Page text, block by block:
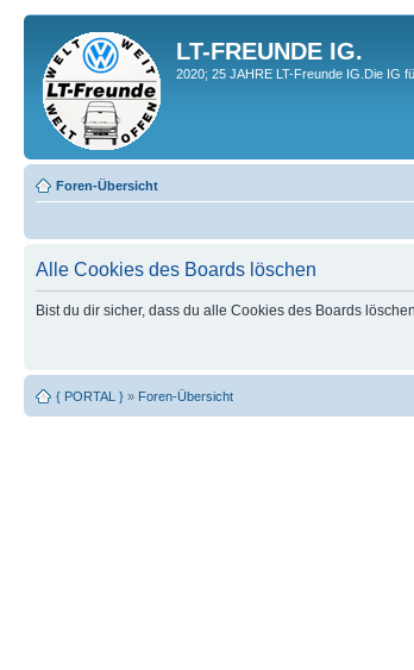
LT-FREUNDE IG.
2020; 25 JAHRE LT-Freunde IG.Die IG
Foren-Übersicht
Alle Cookies des Boards löschen
Bist du dir sicher, dass du alle Cookies des Boards
{ PORTAL } » Foren-Übersicht